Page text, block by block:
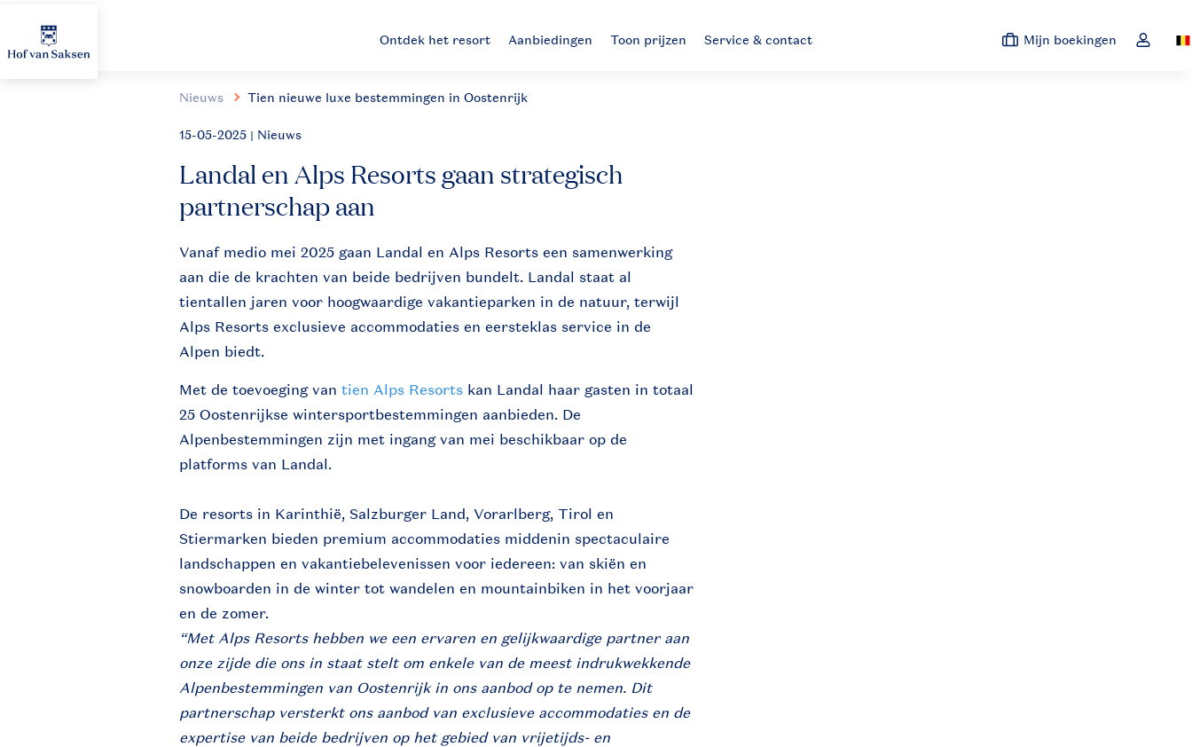
Ontdek het resort Aanbiedingen Toon prijzen Service & contact Mijn boekingen Open
Nieuws Tien nieuwe luxe bestemmingen in Oostenrijk
15-05-2025 | Nieuws
Landal en Alps Resorts gaan strategisch
partnerschap aan
Vanaf medio mei 2025 gaan Landal en Alps Resorts een samenwerking
aan die de krachten van beide bedrijven bundelt. Landal staat al
tientallen jaren voor hoogwaardige vakantieparken in de natuur, terwijl
Alps Resorts exclusieve accommodaties en eersteklas service in de
Alpen biedt.
Met de toevoeging van tien Alps Resorts kan Landal haar gasten in totaal
25 Oostenrijkse wintersportbestemmingen aanbieden. De
Alpenbestemmingen zijn met ingang van mei beschikbaar op de
platforms van Landal.
De resorts in Karinthië, Salzburger Land, Vorarlberg, Tirol en
Stiermarken bieden premium accommodaties middenin spectaculaire
landschappen en vakantiebelevenissen voor iedereen: van skiën en
snowboarden in de winter tot wandelen en mountainbiken in het voorjaar
en de zomer.
“Met Alps Resorts hebben we een ervaren en gelijkwaardige partner aan
onze zijde die ons in staat stelt om enkele van de meest indrukwekkende
Alpenbestemmingen van Oostenrijk in ons aanbod op te nemen. Dit
partnerschap versterkt ons aanbod van exclusieve accommodaties en de
expertise van beide bedrijven op het gebied van vrijetijds- en